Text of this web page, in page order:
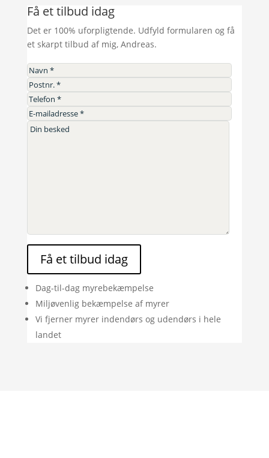
Få et tilbud idag
Det er 100% uforpligtende. Udfyld formularen og få
et skarpt tilbud af mig, Andreas.
Få et tilbud idag
Dag-til-dag myrebekæmpelse
Miljøvenlig bekæmpelse af myrer
Vi fjerner myrer indendørs og udendørs i hele
landet